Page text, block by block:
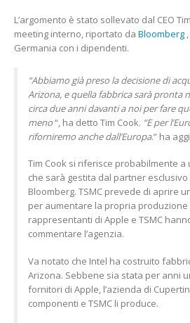
L’argomento è stato sollevato dal CEO
meeting interno, riportato da Bloomberg
Germania con i dipendenti.
“Abbiamo già preso la decisione di
Arizona, e quella fabbrica sarà pronta
circa due anni davanti a noi per fare
meno“, ha detto Tim Cook. “E per
riforniremo anche dall’Europa.” ha
Tim Cook si riferisce probabilmente
che sarà gestita dal partner esclusivo
Bloomberg. TSMC prevede di aprire
per aumentare la propria produzione
rappresentanti di Apple e TSMC
commentare l’agenzia.
Va notato che Intel ha costruito
Arizona. Sebbene sia stata per anni
fornitori di Apple, l’azienda di
componenti e TSMC li produce.